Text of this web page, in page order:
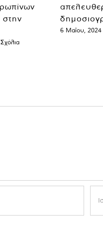
στην
6 Μαΐου, 2024